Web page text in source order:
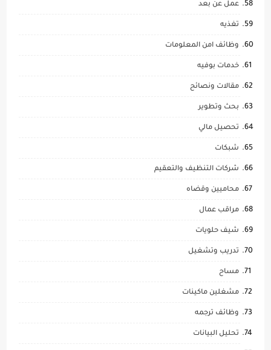
عمل عن بعد
تغذيه
وظائف امن المعلومات
خدمات بوفيه
مقالات ونصائح
بحث وتطوير
تحصيل مالي
شبكات
شركات التنظيف والتعقيم
محاميين وقضاه
مراقب عمال
شيف حلويات
تدريب وتشغيل
مساح
مشغلين ماكينات
وظائف ترجمه
تحليل البيانات